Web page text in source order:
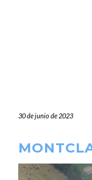
30 de junio de 2023